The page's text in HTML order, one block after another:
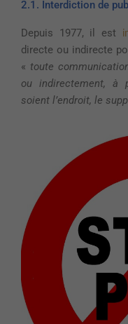
2.1. Interdiction de
Depuis 1977, il est
directe ou indirecte
« toute
ou indirectement, à
soient l’endroit, le